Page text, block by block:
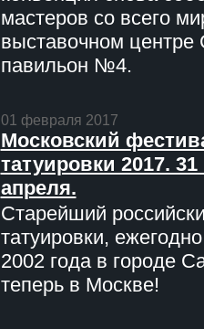
мастеров со всего
выставочном центре
павильон №4.
01 февраля 2017
Московский
татуировки 2017. 31
апреля.
Старейший
татуировки,
2002 года в городе
теперь в Москве!